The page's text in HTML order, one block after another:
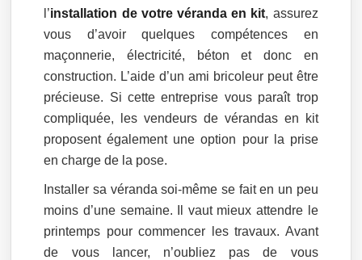
l’installation de votre véranda en kit, assurez
vous d’avoir quelques compétences en
maçonnerie, électricité, béton et donc en
construction. L’aide d’un ami bricoleur peut être
précieuse. Si cette entreprise vous paraît trop
compliquée, les vendeurs de vérandas en kit
proposent également une option pour la prise
en charge de la pose.
Installer sa véranda soi-même se fait en un peu
moins d’une semaine. Il vaut mieux attendre le
printemps pour commencer les travaux. Avant
de vous lancer, n’oubliez pas de vous